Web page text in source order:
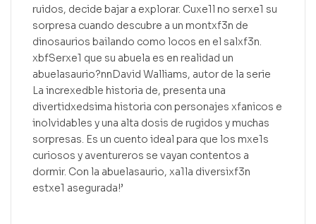
ruidos, decide bajar a explorar. Cuxe1l no serxe1 su
sorpresa cuando descubre a un montxf3n de
dinosaurios bailando como locos en el salxf3n.
xbfSerxe1 que su abuela es en realidad un
abuelasaurio?nnDavid Walliams, autor de la serie
La increxedble historia de, presenta una
divertidxedsima historia con personajes xfanicos e
inolvidables y una alta dosis de rugidos y muchas
sorpresas. Es un cuento ideal para que los mxe1s
curiosos y aventureros se vayan contentos a
dormir. Con la abuelasaurio, xa1la diversixf3n
estxe1 asegurada!’